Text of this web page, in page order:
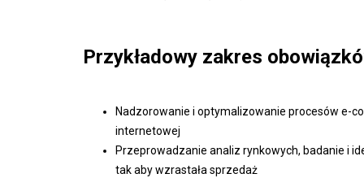
Przykładowy zakres
Nadzorowanie i optymalizowanie procesów e-
internetowej
Przeprowadzanie analiz rynkowych, badanie i
tak aby wzrastała sprzedaż